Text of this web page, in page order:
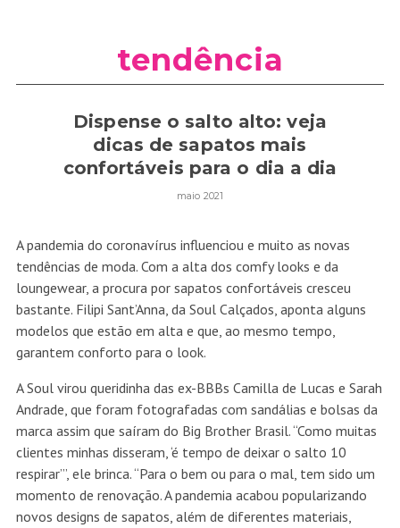
tendência
Dispense o salto alto: veja
dicas de sapatos mais
confortáveis para o dia a dia
maio 2021
A pandemia do coronavírus influenciou e muito as novas
tendências de moda. Com a alta dos comfy looks e da
loungewear, a procura por sapatos confortáveis cresceu
bastante. Filipi Sant’Anna, da Soul Calçados, aponta alguns
modelos que estão em alta e que, ao mesmo tempo,
garantem conforto para o look.
A Soul virou queridinha das ex-BBBs Camilla de Lucas e Sarah
Andrade, que foram fotografadas com sandálias e bolsas da
marca assim que saíram do Big Brother Brasil. “Como muitas
clientes minhas disseram, ‘é tempo de deixar o salto 10
respirar”’, ele brinca. “Para o bem ou para o mal, tem sido um
momento de renovação. A pandemia acabou popularizando
novos designs de sapatos, além de diferentes materiais,